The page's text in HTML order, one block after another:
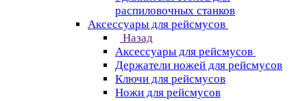
распиловочных станков
Аксессуары для рейсмусов
Назад
Аксессуары для рейсмусов
Держатели ножей для рейсмусов
Ключи для рейсмусов
Ножи для рейсмусов